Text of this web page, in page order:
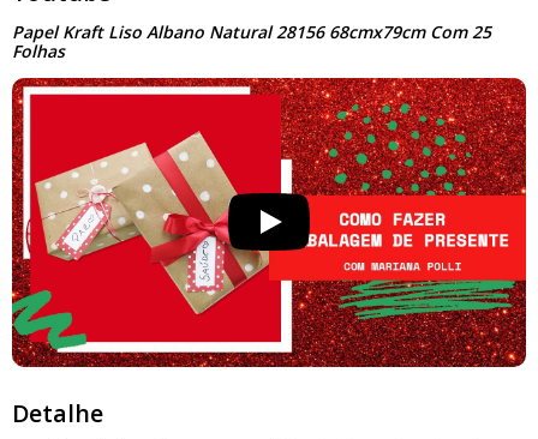
Papel Kraft Liso Albano Natural 28156 68cmx79cm Com 25
Folhas
Detalhe